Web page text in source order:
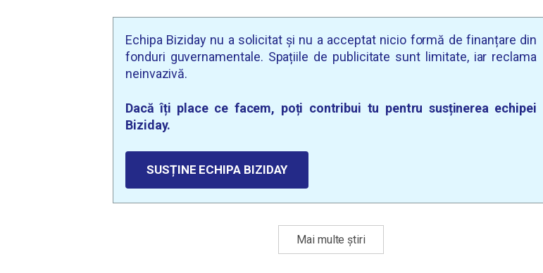
Echipa Biziday nu a solicitat și nu a acceptat nicio formă de finanțare din
fonduri guvernamentale. Spațiile de publicitate sunt limitate, iar reclama
neinvazivă.
Dacă îți place ce facem, poți contribui tu pentru susținerea echipei
Biziday.
SUSȚINE ECHIPA BIZIDAY
Mai multe știri